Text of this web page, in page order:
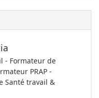
- Formateur de
PRAP -
Santé travail &